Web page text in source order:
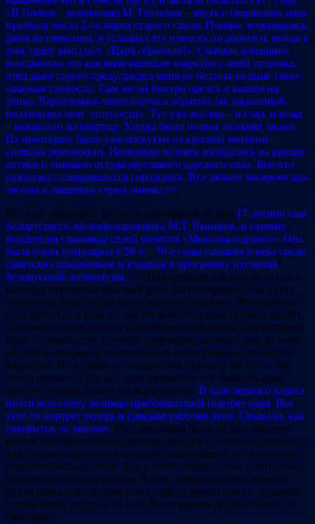
«В Гомель – вспоминал М. Герчиков – весть о свержении царя
прибыла числа 2-го марта старого стиля. Помню, возвращаясь
днем из гимназии, я услышал эту новость по дороге и, войдя в
дом, сразу выпалил: «Царя сбросили!». Сначала домашние
восприняли это как мальчишеское озорство с моей стороны,
отец даже строго предупредил меня не болтать больше такие
опасные глупости. Сам же он быстро оделся и вышел на
улицу. Вернувшись через полчаса обратно, он, радостный,
подтвердил мои «глупости». Тут уже все мы – и стар, и млад
– высыпали из квартир. Улицы были полны толпами людей.
На некоторых были уже лоскутки из красной материи –
символа революции. Несколько человек взобралось на крышу
аптеки и снимало оттуда двуглавого царского орла. Кое-кто
разоружал попадавшихся городовых. Все забыли на время про
тяготы и лишения; город ликовал!»
Вот еще зарисовка, которую наблюдал в те дни 17-летний сын
белорусского железнодорожника М.Т. Лыньков, и перенес
позднее на страницы своей повести «Миколка-паровоз». Она
была очень популярна в 50-е – 70-е годы прошлого века среди
советских школьников и входила в программу изучения
белорусской литературы. «…Над зданием вокзала колыхался
на ветру огромный красный флаг. На платформе и на путях
толпились люди, и все такие веселые, шумные. Жандарма и
след простыл, а ведь уж так он мозолил глаза, целыми днями
отираясь возле колокола в своей красной шапке. Попряталось
куда-то начальство, исчезли и офицеры, которых всегда было
видимо-невидимо в проходивших через станцию поездах и
эшелонах. Но больше всего удивило Миколку не это — он
смело прошел в тот зал, куда прежде не мог попасть даже
вместе с отцом. Никто не задержал его. В зале первого класса
почти всю стену занимал пребольшущий портрет царя. Вот
этот-то портрет теперь и сдирали рабочие депо. Срывали, как
говорится, «с мясом». Уже сброшены были на пол царские
ноги в наглянцованных сапогах, мундир с золотым шитьем, и
одна только голова под короной, зацепившись за гвозди, все
еще болталась на стене. Вот к этой голове сейчас и тянулись
багром деповские рабочие. Вскоре царская голова вместе с
углом рамы и налипшей известкой полетела вниз и, вздымая
клубы пыли, рухнула на пол. И все начали дружно чихать и
смеяться: